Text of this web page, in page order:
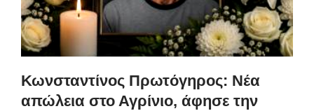
Κωνσταντίνος Πρωτόγηρος: Νέα
απώλεια στο Αγρίνιο, άφησε την